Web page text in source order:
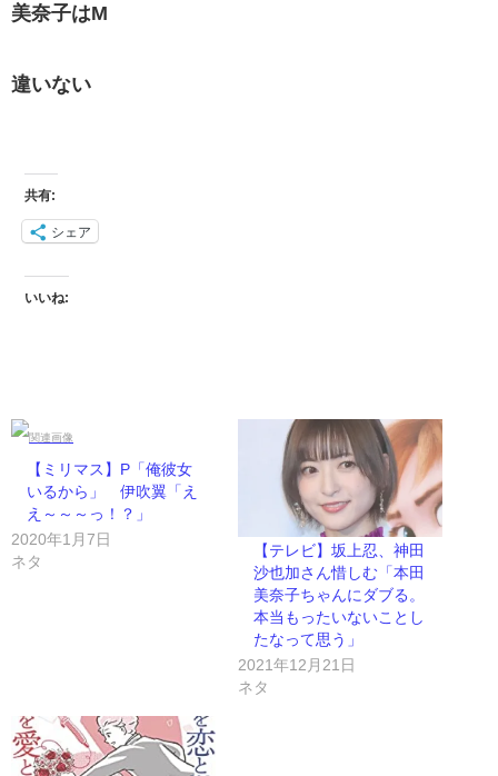
美奈子はM
違いない
共有:
シェア
いいね:
【ミリマス】P「俺彼女
いるから」 伊吹翼「え
え～～～っ！？」
2020年1月7日
ネタ
【テレビ】坂上忍、神田
沙也加さん惜しむ「本田
美奈子ちゃんにダブる。
本当もったいないことし
たなって思う」
2021年12月21日
ネタ